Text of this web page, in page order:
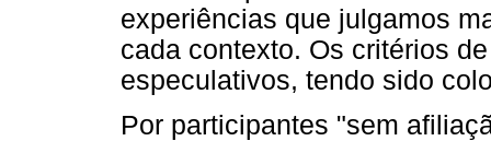
experiências que julgamos
cada contexto. Os critérios
especulativos, tendo sido
Por participantes "sem